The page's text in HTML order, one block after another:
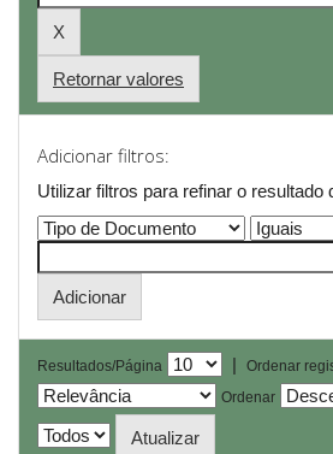
Retornar valores
Adicionar filtros:
Utilizar filtros para refinar o resultado
Resultados/Página |
Ordenar
Ordenar